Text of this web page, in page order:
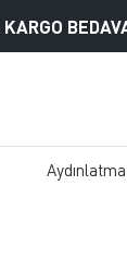
KARGO
Aydınlatma